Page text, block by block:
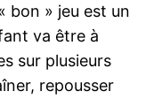
bon » jeu est un
va être à
sur plusieurs
repousser